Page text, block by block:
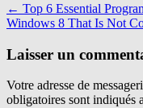
← Top 6 Essential
Windows 8 That Is Not
Laisser un
Votre adresse de
obligatoires sont indiqués